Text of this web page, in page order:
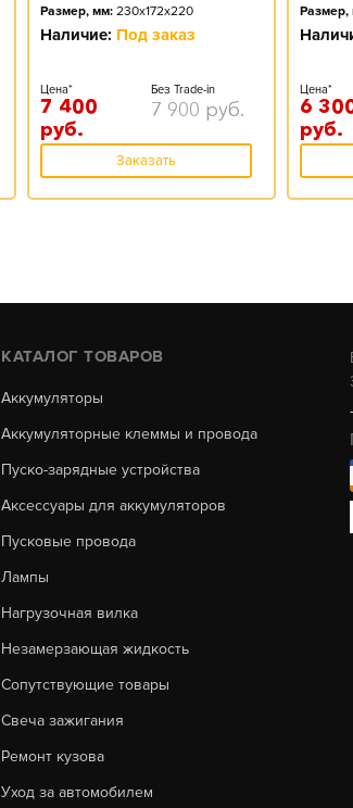
Размер, мм: 230x172x220
Наличие: Под заказ
Цена*
7 400
руб.
Без Trade-in
7 900 руб.
Заказать
Размер,
Цена*
6
руб.
КАТАЛОГ ТОВАРОВ
Аккумуляторы
Аккумуляторные клеммы и провода
Пуско-зарядные устройства
Аксессуары для аккумуляторов
Пусковые провода
Лампы
Нагрузочная вилка
Незамерзающая жидкость
Сопутствующие товары
Свеча зажигания
Ремонт кузова
Уход за автомобилем